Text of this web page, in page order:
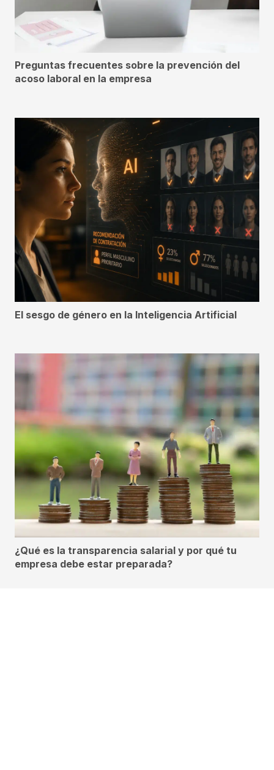
Preguntas frecuentes sobre la prevención del
acoso laboral en la empresa
El sesgo de género en la Inteligencia Artificial
¿Qué es la transparencia salarial y por qué tu
empresa debe estar preparada?